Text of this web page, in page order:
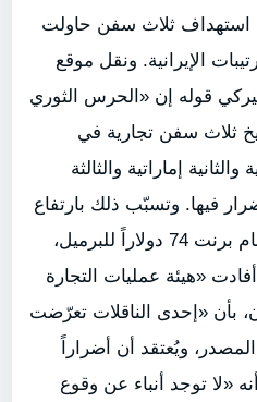
ثلاث سفن حاولت
الإيرانية. ونقل موقع
قوله إن «الحرس الثوري
ثلاث سفن تجارية في
إماراتية والثالثة
فيها. وتسبّب ذلك بارتفاع
أسعار النفط، حيث سجّل خام برنت 74 دولاراً للبرميل،
نحو 3%. كما أفادت «هيئة عمليات التجارة
بأن «إحدى الناقلات تعرّضت
ويُعتقد أن أضراراً
«لا توجد أنباء عن وقوع